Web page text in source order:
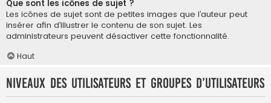
Que sont les icônes de sujet ?
Les icônes de sujet sont de petites images que l’auteur peut
insérer afin d’illustrer le contenu de son sujet. Les
administrateurs peuvent désactiver cette fonctionnalité.
Haut
Niveaux des utilisateurs et groupes d’utilisateurs